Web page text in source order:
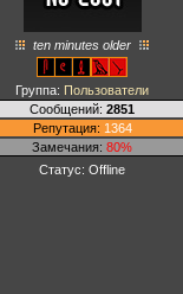
ten minutes older
Группа: Пользователи
Сообщений: 2851
Репутация: 1364
Замечания: 80%
Статус: Offline